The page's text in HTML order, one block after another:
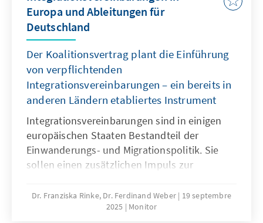
Europa und Ableitungen für
Deutschland
Der Koalitionsvertrag plant die Einführung
von verpflichtenden
Integrationsvereinbarungen – ein bereits in
anderen Ländern etabliertes Instrument
Integrationsvereinbarungen sind in einigen
europäischen Staaten Bestandteil der
Einwanderungs- und Migrationspolitik. Sie
sollen einen zusätzlichen Impuls zur
allgemeiner Erwerbsvoraussetzungen von
Aufenthaltsrechten bei Betroffenen auslösen.
Dr. Franziska Rinke, Dr. Ferdinand Weber
19 septembre
2025
Monitor